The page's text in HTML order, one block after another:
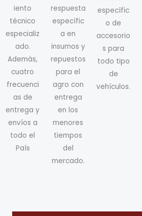
iento
técnico
especializ
ado.
Además,
cuatro
frecuenci
as de
entrega y
envíos a
todo el
País
respuesta
específic
a en
insumos y
repuestos
para el
agro con
entrega
en los
menores
tiempos
del
mercado.
específic
o de
accesorio
s para
todo tipo
de
vehículos.